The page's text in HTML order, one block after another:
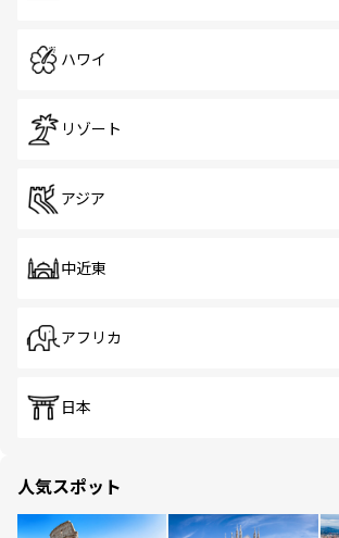
ハワイ
リゾート
アジア
中近東
アフリカ
日本
人気スポット